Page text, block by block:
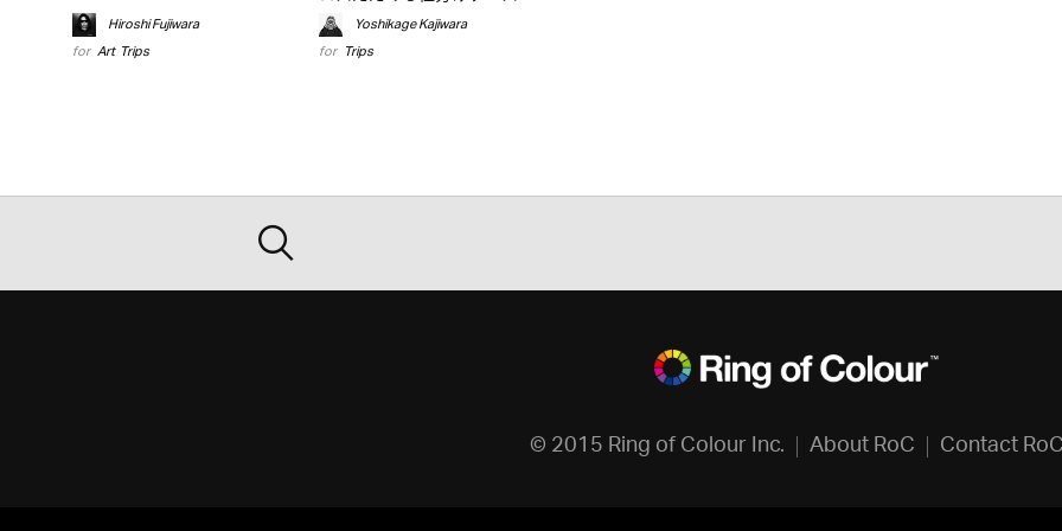
Hiroshi Fujiwara
for Art, Trips
Yoshikage Kajiwara
for Trips
© 2015 Ring of Colour Inc. About RoC Contact